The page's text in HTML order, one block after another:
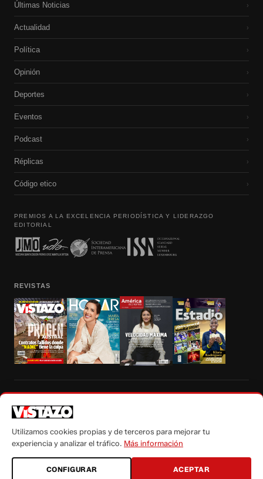
Últimas Noticias ›
Actualidad ›
Política ›
Opinión ›
Deportes ›
Eventos ›
Podcast ›
Réplicas ›
Código etico ›
PREMIOS A LA EXCELENCIA PERIODÍSTICA Y LIDERAZGO
EDITORIAL
REVISTAS
autorización escrita de su titular, de todos los contenidos de Vistazo.com.
Utilizamos cookies propias y de terceros para mejorar tu
experiencia y analizar el tráfico. Más información
CONFIGURAR ACEPTAR